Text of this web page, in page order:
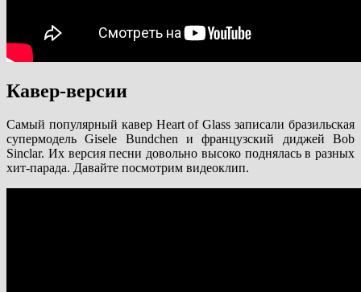
Кавер-версии
Самый популярный кавер Heart of Glass записали бразильская
супермодель Gisele Bundchen и французский диджей Bob
Sinclar. Их версия песни довольно высоко поднялась в разных
хит-парада. Давайте посмотрим видеоклип.